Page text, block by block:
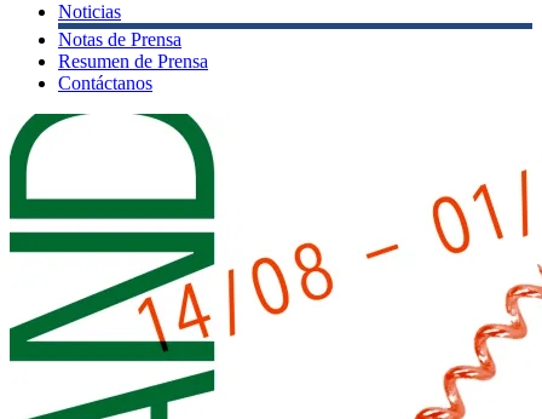
Noticias
Notas de Prensa
Resumen de Prensa
Contáctanos